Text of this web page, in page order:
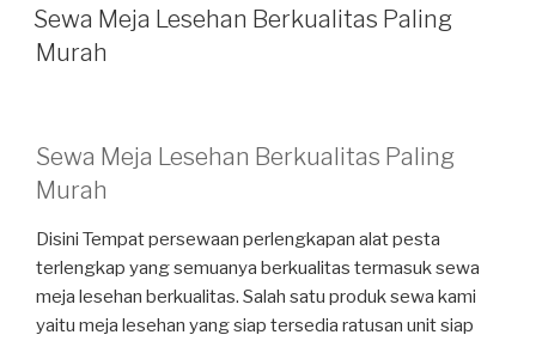
PADA
Sewa Meja Lesehan Berkualitas Paling
Murah
Sewa Meja Lesehan Berkualitas Paling
Murah
Disini Tempat persewaan perlengkapan alat pesta
terlengkap yang semuanya berkualitas termasuk sewa
meja lesehan berkualitas. Salah satu produk sewa kami
yaitu meja lesehan yang siap tersedia ratusan unit siap